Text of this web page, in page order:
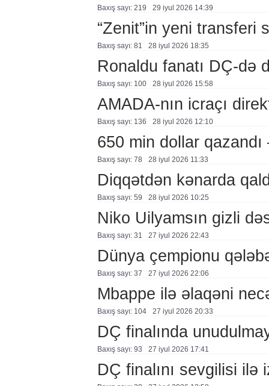
Baxış sayı: 219 29 i̇yul 2026 14:39
“Zenit”in yeni transferi
Baxış sayı: 81 28 i̇yul 2026 18:35
Ronaldu fanatı DÇ-də
Baxış sayı: 100 28 i̇yul 2026 15:58
AMADA-nın icraçı
Baxış sayı: 136 28 i̇yul 2026 12:10
650 min dollar qazandı
Baxış sayı: 78 28 i̇yul 2026 11:33
Diqqətdən kənarda
Baxış sayı: 59 28 i̇yul 2026 10:25
Niko Uilyamsın gizli
Baxış sayı: 31 27 i̇yul 2026 22:43
Dünya çempionu
Baxış sayı: 37 27 i̇yul 2026 22:06
Mbappe ilə əlaqəni
Baxış sayı: 104 27 i̇yul 2026 20:33
DÇ finalında
Baxış sayı: 93 27 i̇yul 2026 17:41
DÇ finalını sevgilisi ilə